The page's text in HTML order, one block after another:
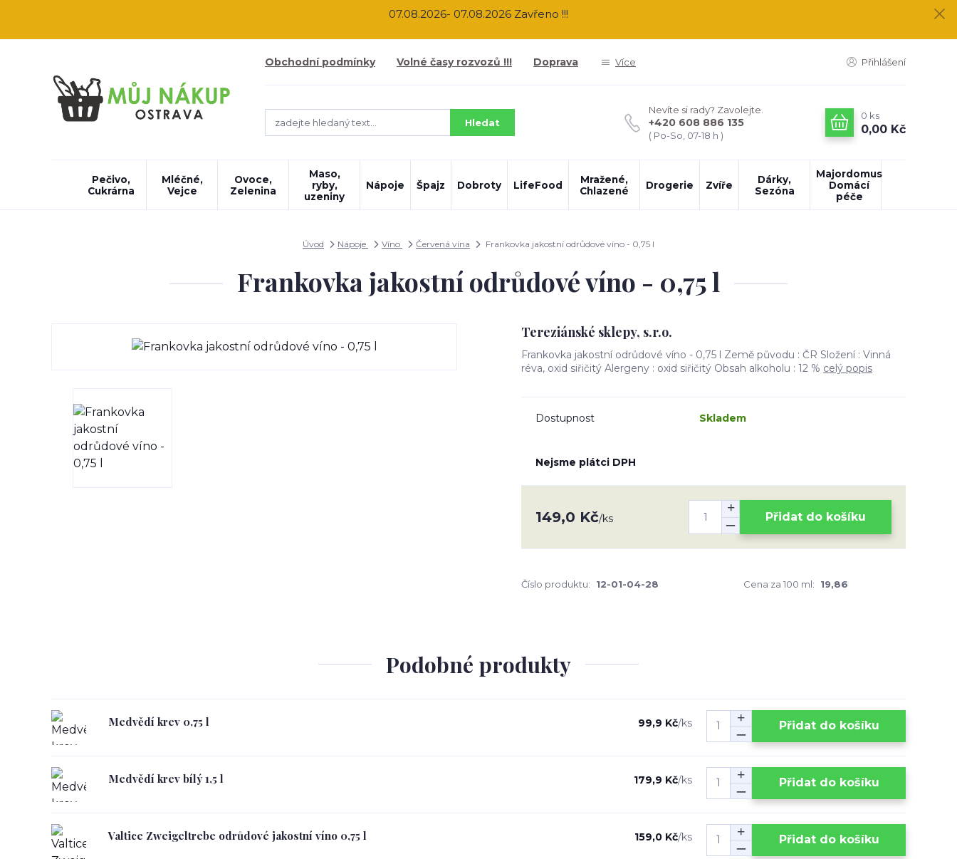
07.08.2026- 07.08.2026 Zavřeno !!!
Obchodní podmínky Volné časy rozvozů !!! Doprava Více Přihlášení
Hledat
Nevíte si rady? Zavolejte.
+420 608 886 135
( Po-So, 07-18 h )
0 ks
0,00 Kč
Pečivo,
Cukrárna
Mléčné,
Vejce
Ovoce,
Zelenina
Maso,
ryby,
uzeniny
Nápoje Špajz Dobroty LifeFood
Mražené,
Chlazené
Drogerie Zvíře
Dárky,
Sezóna
Majordomus
Domácí
péče
Úvod Nápoje Víno Červená vína Frankovka jakostní odrůdové víno - 0,75 l
Frankovka jakostní odrůdové víno - 0,75 l
Tereziánské sklepy, s.r.o.
Frankovka jakostní odrůdové víno - 0,75 l Země původu : ČR Složení : Vinná
réva, oxid siřičitý Alergeny : oxid siřičitý Obsah alkoholu : 12 % celý popis
Dostupnost Skladem
Nejsme plátci DPH
149,0 Kč/ks Přidat do košíku
Číslo produktu: 12-01-04-28 Cena za 100 ml: 19,86
Podobné produkty
Medvědí krev 0,75 l 99,9 Kč/ks Přidat do košíku
Medvědí krev bílý 1,5 l 179,9 Kč/ks Přidat do košíku
Valtice Zweigeltrebe odrůdové jakostní víno 0,75 l 159,0 Kč/ks Přidat do košíku